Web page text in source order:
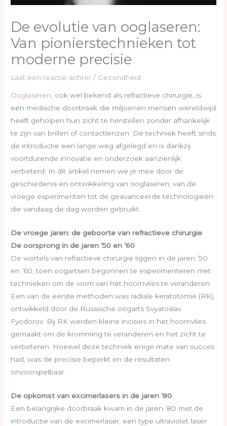
De evolutie van ooglaseren:
Van pionierstechnieken tot
moderne precisie
Laat een reactie achter / Gezondheid
Ooglaseren, ook wel bekend als refractieve chirurgie, is
een medische doorbraak die miljoenen mensen wereldwijd
heeft geholpen hun zicht te herstellen zonder afhankelijk
te zijn van brillen of contactlenzen. De techniek heeft sinds
de introductie een lange weg afgelegd en is dankzij
voortdurende innovatie en onderzoek aanzienlijk
verbeterd. In dit artikel nemen we je mee door de
geschiedenis en ontwikkeling van ooglaseren, van de
vroege experimenten tot de geavanceerde technologieën
die vandaag de dag worden gebruikt.
De vroege jaren: de geboorte van refractieve chirurgie
De oorsprong in de jaren ’50 en ’60
De wortels van refractieve chirurgie liggen in de jaren ’50
en ’60, toen oogartsen begonnen te experimenteren met
technieken om de vorm van het hoornvlies te veranderen.
Een van de eerste methoden was radiale keratotomie (RK),
ontwikkeld door de Russische oogarts Svyatoslav
Fyodorov. Bij RK werden kleine incisies in het hoornvlies
gemaakt om de kromming te veranderen en het zicht te
verbeteren. Hoewel deze techniek enige mate van succes
had, was de precisie beperkt en de resultaten
onvoorspelbaar.
De opkomst van excimerlasers in de jaren ’80
Een belangrijke doorbraak kwam in de jaren ’80 met de
introductie van de excimerlaser, een type ultraviolet laser